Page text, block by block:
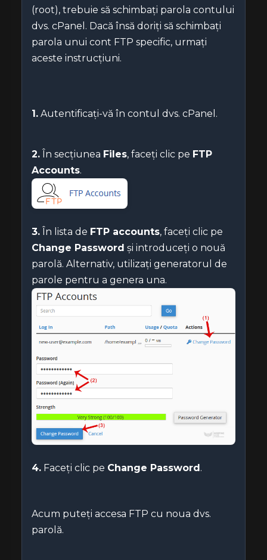
(root), trebuie să schimbați parola contului
dvs. cPanel. Dacă însă doriți să schimbați
parola unui cont FTP specific, urmați
aceste instrucțiuni.
1. Autentificați-vă în contul dvs. cPanel.
2. În secțiunea Files, faceți clic pe FTP
Accounts.
3. În lista de FTP accounts, faceți clic pe
Change Password și introduceți o nouă
parolă. Alternativ, utilizați generatorul de
parole pentru a genera una.
4. Faceți clic pe Change Password.
Acum puteți accesa FTP cu noua dvs.
parolă.